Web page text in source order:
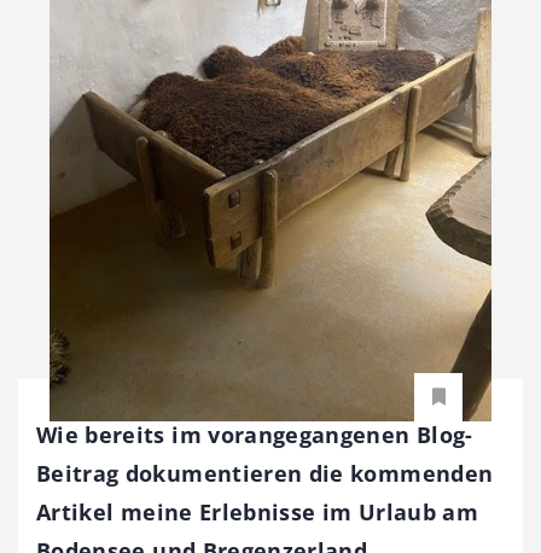
Wie bereits im vorangegangenen Blog-
Beitrag dokumentieren die kommenden
Artikel meine Erlebnisse im Urlaub am